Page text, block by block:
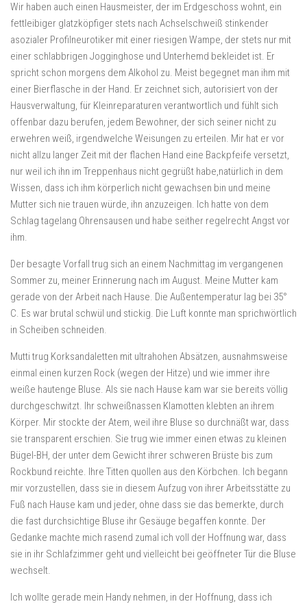
Wir haben auch einen Hausmeister, der im Erdgeschoss wohnt, ein
fettleibiger glatzköpfiger stets nach Achselschweiß stinkender
asozialer Profilneurotiker mit einer riesigen Wampe, der stets nur mit
einer schlabbrigen Jogginghose und Unterhemd bekleidet ist. Er
spricht schon morgens dem Alkohol zu. Meist begegnet man ihm mit
einer Bierflasche in der Hand. Er zeichnet sich, autorisiert von der
Hausverwaltung, für Kleinreparaturen verantwortlich und fühlt sich
offenbar dazu berufen, jedem Bewohner, der sich seiner nicht zu
erwehren weiß, irgendwelche Weisungen zu erteilen. Mir hat er vor
nicht allzu langer Zeit mit der flachen Hand eine Backpfeife versetzt,
nur weil ich ihn im Treppenhaus nicht gegrüßt habe,natürlich in dem
Wissen, dass ich ihm körperlich nicht gewachsen bin und meine
Mutter sich nie trauen würde, ihn anzuzeigen. Ich hatte von dem
Schlag tagelang Ohrensausen und habe seither regelrecht Angst vor
ihm.
Der besagte Vorfall trug sich an einem Nachmittag im vergangenen
Sommer zu, meiner Erinnerung nach im August. Meine Mutter kam
gerade von der Arbeit nach Hause. Die Außentemperatur lag bei 35°
C. Es war brutal schwül und stickig. Die Luft konnte man sprichwörtlich
in Scheiben schneiden.
Mutti trug Korksandaletten mit ultrahohen Absätzen, ausnahmsweise
einmal einen kurzen Rock (wegen der Hitze) und wie immer ihre
weiße hautenge Bluse. Als sie nach Hause kam war sie bereits völlig
durchgeschwitzt. Ihr schweißnassen Klamotten klebten an ihrem
Körper. Mir stockte der Atem, weil ihre Bluse so durchnäßt war, dass
sie transparent erschien. Sie trug wie immer einen etwas zu kleinen
Bügel-BH, der unter dem Gewicht ihrer schweren Brüste bis zum
Rockbund reichte. Ihre Titten quollen aus den Körbchen. Ich begann
mir vorzustellen, dass sie in diesem Aufzug von ihrer Arbeitsstätte zu
Fuß nach Hause kam und jeder, ohne dass sie das bemerkte, durch
die fast durchsichtige Bluse ihr Gesäuge begaffen konnte. Der
Gedanke machte mich rasend zumal ich voll der Hoffnung war, dass
sie in ihr Schlafzimmer geht und vielleicht bei geöffneter Tür die Bluse
wechselt.
Ich wollte gerade mein Handy nehmen, in der Hoffnung, dass ich